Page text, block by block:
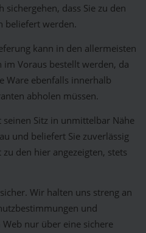
sichergehen, dass Sie zu den
beliefert werden.
kann in den allermeisten
im Voraus bestellt werden, da
Ware ebenfalls innerhalb
abholen müssen.
Sitz in unmittelbar Nähe
und beliefert Sie zuverlässig
den hier angezeigten, stets
Wir halten uns streng an
und
nur über eine sichere